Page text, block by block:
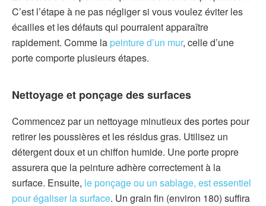
C’est l’étape à ne pas négliger si vous voulez éviter les
écailles et les défauts qui pourraient apparaître
rapidement. Comme la peinture d’un mur, celle d’une
porte comporte plusieurs étapes.
Nettoyage et ponçage des surfaces
Commencez par un nettoyage minutieux des portes pour
retirer les poussières et les résidus gras. Utilisez un
détergent doux et un chiffon humide. Une porte propre
assurera que la peinture adhère correctement à la
surface. Ensuite, le ponçage ou un sablage, est essentiel
pour égaliser la surface. Un grain fin (environ 180) suffira